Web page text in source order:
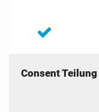
Consent